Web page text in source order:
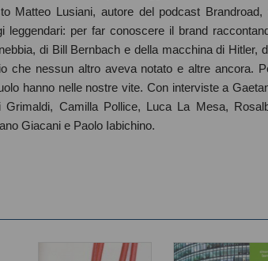
Matteo Lusiani, autore del podcast Brandroad,
leggendari: per far conoscere il brand
di Bill Bernbach e della macchina di Hitler,
che nessun altro aveva notato e altre ancora.
hanno nelle nostre vite. Con interviste a
Camilla Pollice, Luca La Mesa,
Giacani e Paolo Iabichino.